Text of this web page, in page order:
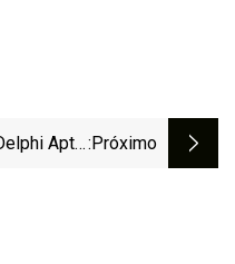
Aptiv:próximo